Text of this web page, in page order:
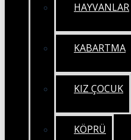
HAYVANLAR
KABARTMA
KIZ ÇOCUK
KÖPRÜ